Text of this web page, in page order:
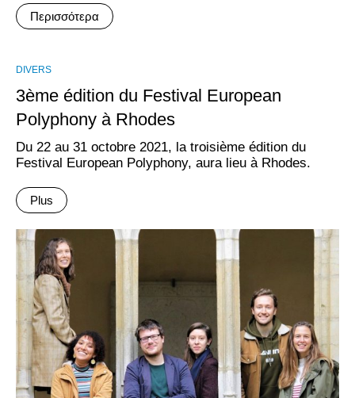
Περισσότερα
DIVERS
3ème édition du Festival European
Polyphony à Rhodes
Du 22 au 31 octobre 2021, la troisième édition du
Festival European Polyphony, aura lieu à Rhodes.
Plus